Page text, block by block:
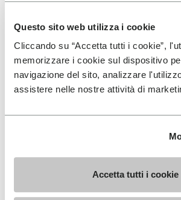
Questo sito web utilizza i cookie
Cliccando su “Accetta tutti i cookie”,
memorizzare i cookie sul dispositivo
navigazione del sito, analizzare
assistere nelle nostre attività di
Accetta tutti i cookie
rythme quotidien.
Hauteurs du bord supérieur au
INSCRIVEZ-VOUS POUR NE PAS